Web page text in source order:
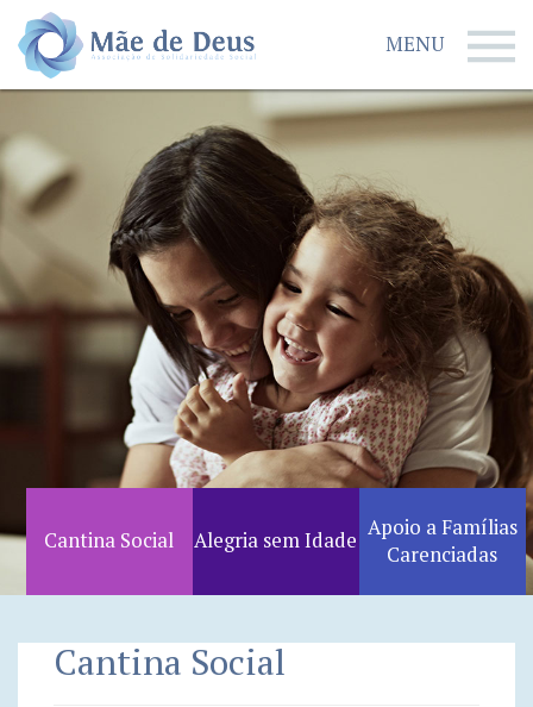
MENU
Cantina Social Alegria sem Idade Apoio a Famílias
Carenciadas
Cantina Social